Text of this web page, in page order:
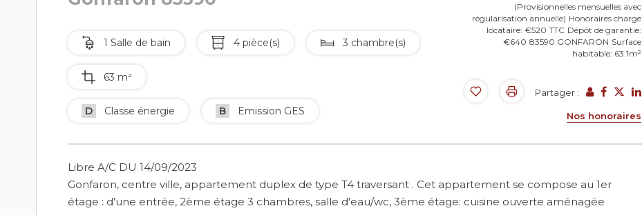
1 Salle de bain 4 pièce(s) 3 chambre(s)
63 m²
D Classe énergie B Emission GES
(Provisionnelles mensuelles avec
régularisation annuelle) Honoraires charge
locataire: €520 TTC Dépôt de garantie:
€640 83590 GONFARON Surface
habitable: 63.1m²
Partager :
Nos honoraires
Libre A/C DU 14/09/2023
Gonfaron, centre ville, appartement duplex de type T4 traversant . Cet appartement se compose au 1er
étage : d'une entrée, 2ème étage 3 chambres, salle d'eau/wc, 3ème étage: cuisine ouverte aménagée